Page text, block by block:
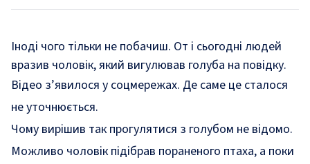
Іноді чого тільки не побачиш. От і сьогодні людей
вразив чоловік, який вигулював голуба на повідку.
Відео з’явилося у соцмережах. Де саме це сталося
не уточнюється.
Чому вирішив так прогулятися з голубом не відомо.
Можливо чоловік підібрав пораненого птаха, а поки